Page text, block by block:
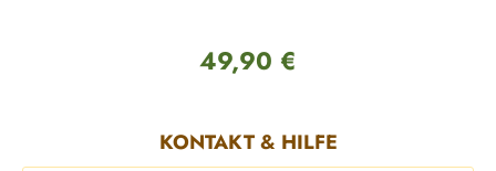
Regulärer Preis:
49,90 €
KONTAKT & HILFE